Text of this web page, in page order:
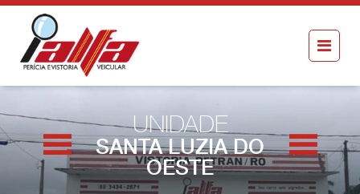
UNIDADE
SANTA LUZIA DO
OESTE